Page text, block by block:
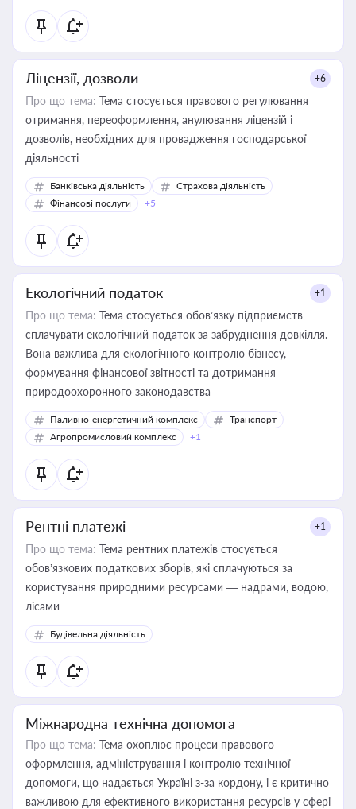
Ліцензії, дозволи +6
Про що тема: Тема стосується правового регулювання
отримання, переоформлення, анулювання ліцензій і
дозволів, необхідних для провадження господарської
діяльності
Банківська діяльність
Страхова діяльність
Фінансові послуги
+5
Екологічний податок +1
Про що тема: Тема стосується обов’язку підприємств
сплачувати екологічний податок за забруднення довкілля.
Вона важлива для екологічного контролю бізнесу,
формування фінансової звітності та дотримання
природоохоронного законодавства
Паливно-енергетичний комплекс
Транспорт
Агропромисловий комплекс
+1
Рентні платежі +1
Про що тема: Тема рентних платежів стосується
обов’язкових податкових зборів, які сплачуються за
користування природними ресурсами — надрами, водою,
лісами
Будівельна діяльність
Міжнародна технічна допомога
Про що тема: Тема охоплює процеси правового
оформлення, адміністрування і контролю технічної
допомоги, що надається Україні з-за кордону, і є критично
важливою для ефективного використання ресурсів у сфері